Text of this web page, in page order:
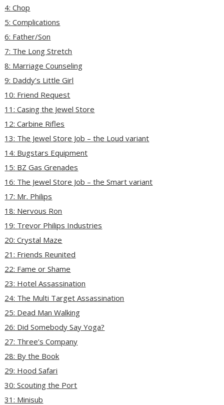
4: Chop
5: Complications
6: Father/Son
7: The Long Stretch
8: Marriage Counseling
9: Daddy’s Little Girl
10: Friend Request
11: Casing the Jewel Store
12: Carbine Rifles
13: The Jewel Store Job – the Loud variant
14: Bugstars Equipment
15: BZ Gas Grenades
16: The Jewel Store Job – the Smart variant
17: Mr. Philips
18: Nervous Ron
19: Trevor Philips Industries
20: Crystal Maze
21: Friends Reunited
22: Fame or Shame
23: Hotel Assassination
24: The Multi Target Assassination
25: Dead Man Walking
26: Did Somebody Say Yoga?
27: Three’s Company
28: By the Book
29: Hood Safari
30: Scouting the Port
31: Minisub